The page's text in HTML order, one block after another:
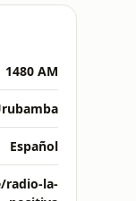
1480 AM
Español
radio-la-